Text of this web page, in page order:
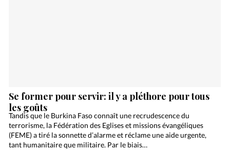
Se former pour servir: il y a pléthore pour tous
les goûts
Tandis que le Burkina Faso connaît une recrudescence du
terrorisme, la Fédération des Eglises et missions évangéliques
(FEME) a tiré la sonnette d’alarme et réclame une aide urgente,
tant humanitaire que militaire. Par le biais…